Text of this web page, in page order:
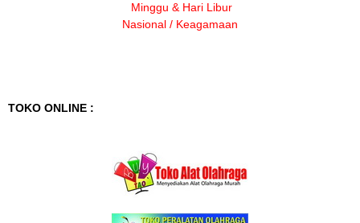
Minggu & Hari Libur
Nasional / Keagamaan
TOKO ONLINE :